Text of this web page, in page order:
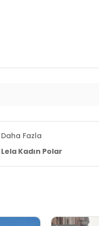
Daha Fazla
Lela Kadın Polar